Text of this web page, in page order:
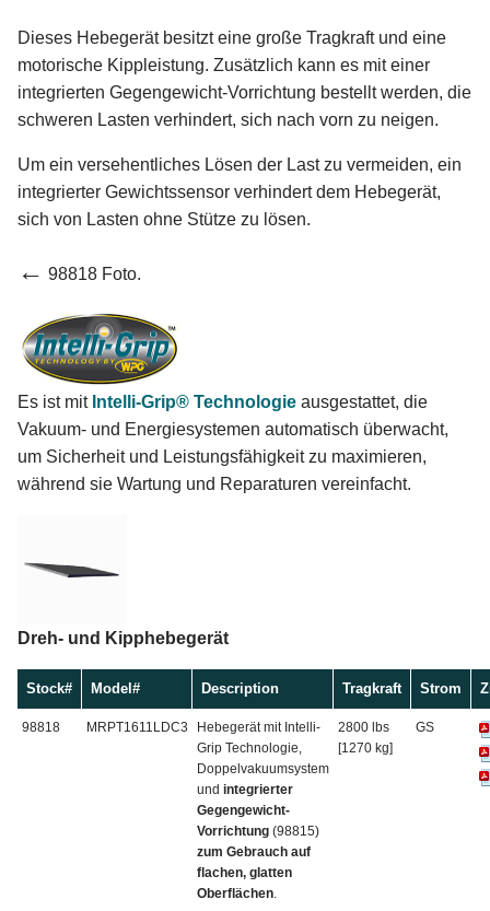
Dieses Hebegerät besitzt eine große Tragkraft und eine
motorische Kippleistung. Zusätzlich kann es mit einer
integrierten Gegengewicht-Vorrichtung bestellt werden, die
schweren Lasten verhindert, sich nach vorn zu neigen.
Um ein versehentliches Lösen der Last zu vermeiden, ein
integrierter Gewichtssensor verhindert dem Hebegerät,
sich von Lasten ohne Stütze zu lösen.
← 98818 Foto.
Es ist mit Intelli-Grip® Technologie ausgestattet, die
Vakuum- und Energiesystemen automatisch überwacht,
um Sicherheit und Leistungsfähigkeit zu maximieren,
während sie Wartung und Reparaturen vereinfacht.
Dreh- und Kipphebegerät
Stock# Model# Description Tragkraft Strom
98818 MRPT1611LDC3
Hebegerät mit Intelli-
Grip Technologie,
Doppelvakuumsystem
und integrierter
Gegengewicht-
Vorrichtung (98815)
zum Gebrauch auf
flachen, glatten
Oberflächen.
2800 lbs
[1270 kg]
GS